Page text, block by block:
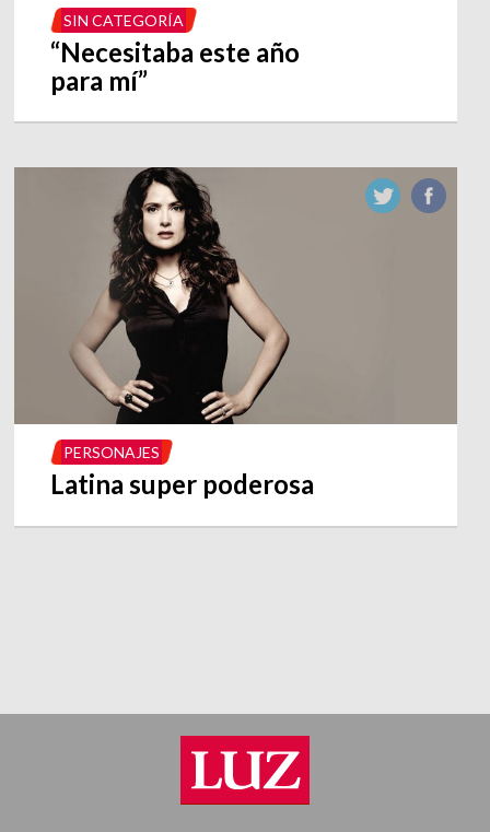
SIN CATEGORÍA
“Necesitaba este año
para mí”
PERSONAJES
Latina super poderosa